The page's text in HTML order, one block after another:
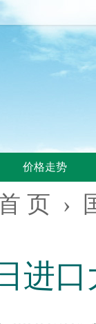
价格走势
页 ›
进